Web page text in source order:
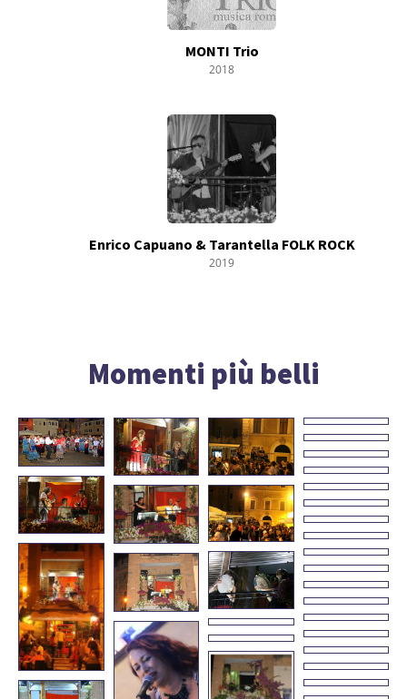
MONTI Trio
2018
Enrico Capuano & Tarantella FOLK ROCK
2019
Momenti più belli